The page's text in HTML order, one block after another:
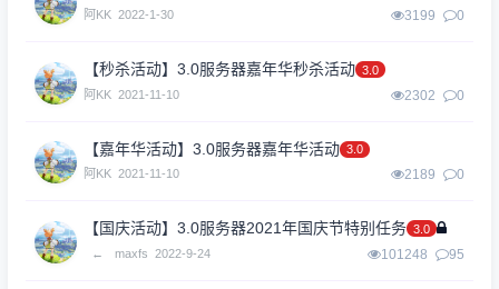
阿KK 2022-1-30 3199 0
【秒杀活动】3.0服务器嘉年华秒杀活动 3.0
阿KK 2021-11-10 2302 0
【嘉年华活动】3.0服务器嘉年华活动 3.0
阿KK 2021-11-10 2189 0
【国庆活动】3.0服务器2021年国庆节特别任务 3.0
←
maxfs 2022-9-24 101248 95